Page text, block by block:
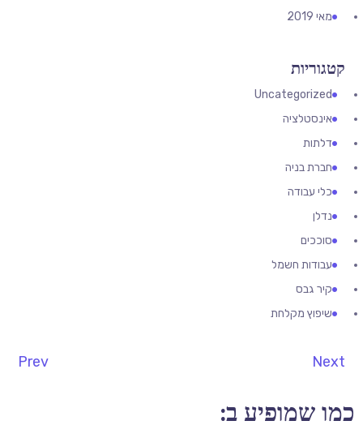
מאי 2019
קטגוריות
Uncategorized
אינסטלציה
דלתות
חברת בניה
כלי עבודה
נדלן
סוככים
עבודות חשמל
קיר גבס
שיפוץ מקלחת
Prev Next
כמו שמופיע ב: